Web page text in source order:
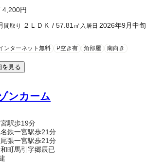
4,200円
間取り ２ＬＤＫ / 57.81㎡ 入居日 2026年9月中旬
ンターネット無料 P空き有 角部屋 南向き
を見る
ンカーム
駅歩19分
鉄一宮駅歩21分
張一宮駅歩21分
町馬引字郷辰已